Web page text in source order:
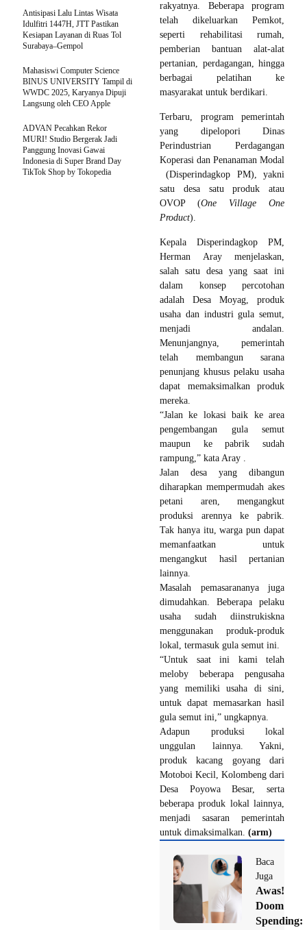
rakyatnya. Beberapa program
telah dikeluarkan Pemkot,
seperti rehabilitasi rumah,
pemberian bantuan alat-alat
pertanian, perdagangan, hingga
berbagai pelatihan ke
masyarakat untuk berdikari.
Terbaru, program pemerintah
yang dipelopori Dinas
Perindustrian Perdagangan
Koperasi dan Penanaman Modal
(Disperindagkop PM), yakni
satu desa satu produk atau
OVOP (One Village One
Product).
Kepala Disperindagkop PM,
Herman Aray menjelaskan,
salah satu desa yang saat ini
dalam konsep percotohan
adalah Desa Moyag, produk
usaha dan industri gula semut,
menjadi andalan.
Menunjangnya, pemerintah
telah membangun sarana
penunjang khusus pelaku usaha
dapat memaksimalkan produk
mereka.
“Jalan ke lokasi baik ke area
pengembangan gula semut
maupun ke pabrik sudah
rampung,” kata Aray .
Jalan desa yang dibangun
diharapkan mempermudah akes
petani aren, mengangkut
produksi arennya ke pabrik.
Tak hanya itu, warga pun dapat
memanfaatkan untuk
mengangkut hasil pertanian
lainnya.
Masalah pemasarananya juga
dimudahkan. Beberapa pelaku
usaha sudah diinstrukiskna
menggunakan produk-produk
lokal, termasuk gula semut ini.
“Untuk saat ini kami telah
meloby beberapa pengusaha
yang memiliki usaha di sini,
untuk dapat memasarkan hasil
gula semut ini,” ungkapnya.
Adapun produksi lokal
unggulan lainnya. Yakni,
produk kacang goyang dari
Motoboi Kecil, Kolombeng dari
Desa Poyowa Besar, serta
beberapa produk lokal lainnya,
menjadi sasaran pemerintah
untuk dimaksimalkan. (arm)
Baca
Juga
Awas!
Doom
Spending:
Antisipasi Lalu Lintas Wisata
Idulfitri 1447H, JTT Pastikan
Kesiapan Layanan di Ruas Tol
Surabaya–Gempol
Mahasiswi Computer Science
BINUS UNIVERSITY Tampil di
WWDC 2025, Karyanya Dipuji
Langsung oleh CEO Apple
ADVAN Pecahkan Rekor
MURI! Studio Bergerak Jadi
Panggung Inovasi Gawai
Indonesia di Super Brand Day
TikTok Shop by Tokopedia